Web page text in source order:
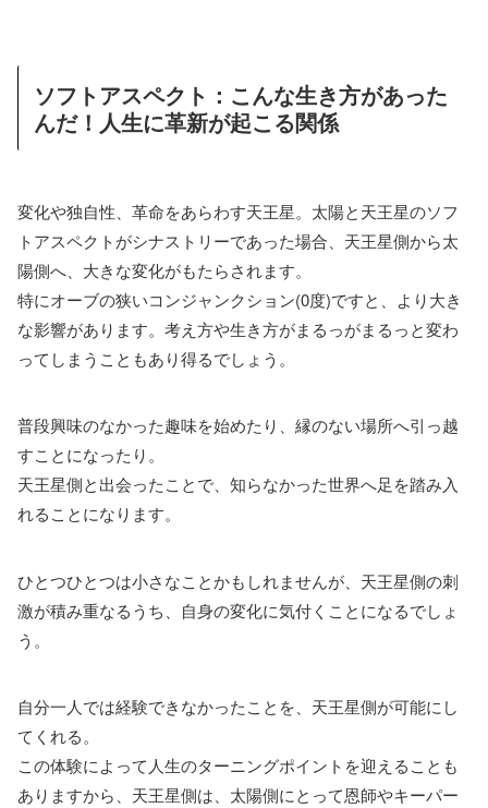
ソフトアスペクト：こんな生き方があった
んだ！人生に革新が起こる関係
変化や独自性、革命をあらわす天王星。太陽と天王星のソフ
トアスペクトがシナストリーであった場合、天王星側から太
陽側へ、大きな変化がもたらされます。
特にオーブの狭いコンジャンクション(0度)ですと、より大き
な影響があります。考え方や生き方がまるっがまるっと変わ
ってしまうこともあり得るでしょう。
普段興味のなかった趣味を始めたり、縁のない場所へ引っ越
すことになったり。
天王星側と出会ったことで、知らなかった世界へ足を踏み入
れることになります。
ひとつひとつは小さなことかもしれませんが、天王星側の刺
激が積み重なるうち、自身の変化に気付くことになるでしょ
う。
自分一人では経験できなかったことを、天王星側が可能にし
てくれる。
この体験によって人生のターニングポイントを迎えることも
ありますから、天王星側は、太陽側にとって恩師やキーパー